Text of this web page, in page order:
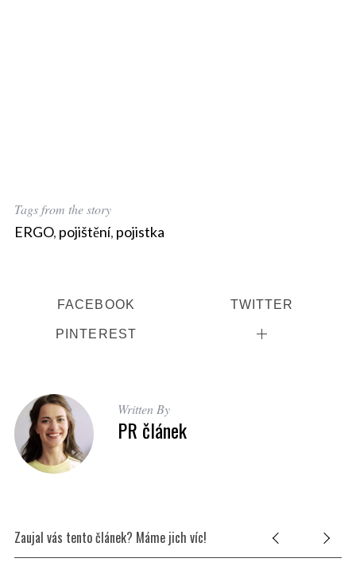
Tags from the story
ERGO, pojištění, pojistka
FACEBOOK TWITTER
PINTEREST
Written By
PR článek
Zaujal vás tento článek? Máme jich víc!